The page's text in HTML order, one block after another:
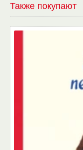
Также покупают